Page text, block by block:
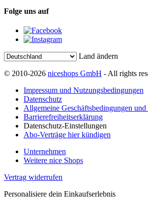
Folge uns auf
Land ändern
© 2010-2026 niceshops GmbH - All rights
Impressum und Nutzungsbedingungen
Datenschutz
Allgemeine Geschäftsbedingungen
Barrierefreiheitserklärung
Datenschutz-Einstellungen
Abo-Verträge hier kündigen
Unternehmen
Weitere nice Shops
Vertrag widerrufen
Personalisiere dein Einkaufserlebnis